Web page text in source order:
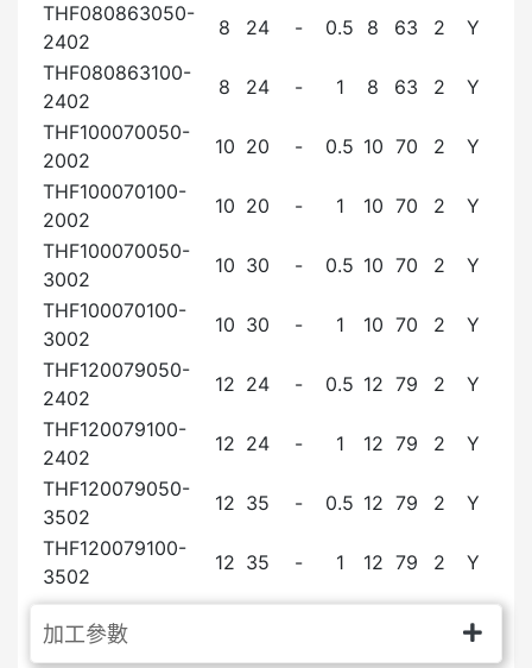
THF080863050-
2402
8 24 - 0.5 8 63 2
Y
THF080863100-
2402
8 24 - 1 8 63 2
Y
THF100070050-
2002
10 20 - 0.5 10 70 2
Y
THF100070100-
2002
10 20 - 1 10 70 2
Y
THF100070050-
3002
10 30 - 0.5 10 70 2
Y
THF100070100-
3002
10 30 - 1 10 70 2
Y
THF120079050-
2402
12 24 - 0.5 12 79 2
Y
THF120079100-
2402
12 24 - 1 12 79 2
Y
THF120079050-
3502
12 35 - 0.5 12 79 2
Y
THF120079100-
3502
12 35 - 1 12 79 2 Y
加工參數